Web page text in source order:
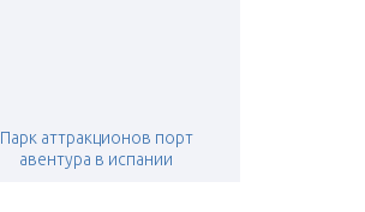
Парк аттракционов порт
авентура в испании